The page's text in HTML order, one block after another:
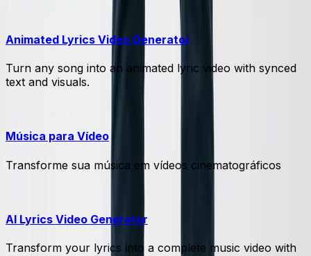
Animated Lyrics Video Generator
Turn any song into an animated lyric video with synced
text and visuals.
Música para Vídeo
Transforme sua música em vídeos cinematográficos
AI Lyrics Video Generator
Transform your lyrics into a complete music video with